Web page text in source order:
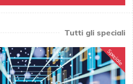
Tutti gli speciali
Speciale